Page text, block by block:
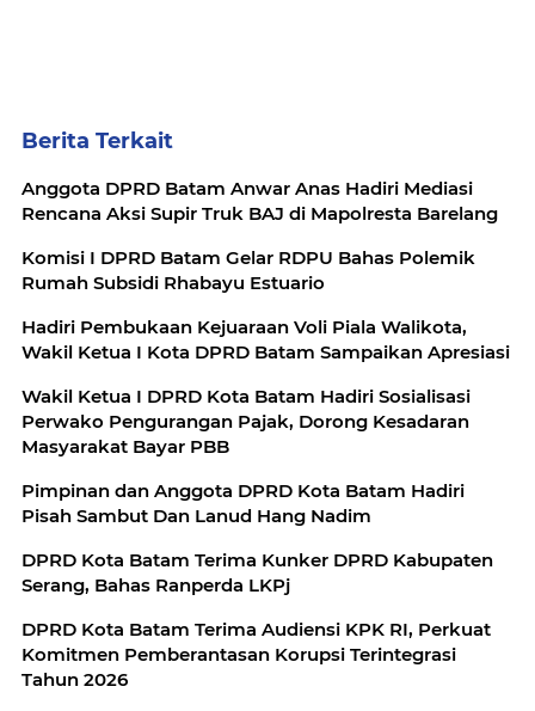
Berita Terkait
Anggota DPRD Batam Anwar Anas Hadiri Mediasi
Rencana Aksi Supir Truk BAJ di Mapolresta Barelang
Komisi I DPRD Batam Gelar RDPU Bahas Polemik
Rumah Subsidi Rhabayu Estuario
Hadiri Pembukaan Kejuaraan Voli Piala Walikota,
Wakil Ketua I Kota DPRD Batam Sampaikan Apresiasi
Wakil Ketua I DPRD Kota Batam Hadiri Sosialisasi
Perwako Pengurangan Pajak, Dorong Kesadaran
Masyarakat Bayar PBB
Pimpinan dan Anggota DPRD Kota Batam Hadiri
Pisah Sambut Dan Lanud Hang Nadim
DPRD Kota Batam Terima Kunker DPRD Kabupaten
Serang, Bahas Ranperda LKPj
DPRD Kota Batam Terima Audiensi KPK RI, Perkuat
Komitmen Pemberantasan Korupsi Terintegrasi
Tahun 2026